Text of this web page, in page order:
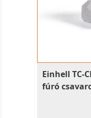
Einhell TC-
fúró